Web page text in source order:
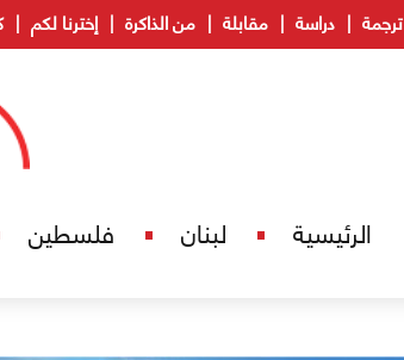
ترجمة دراسة مقابلة من الذاكرة إخترنا لكم
الرئيسية لبنان فلسطين